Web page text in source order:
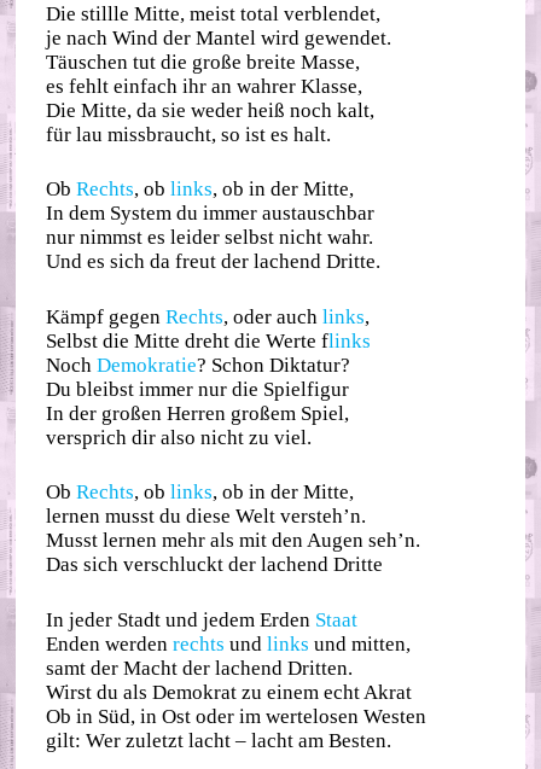
Die stillle Mitte, meist total verblendet,
je nach Wind der Mantel wird gewendet.
Täuschen tut die große breite Masse,
es fehlt einfach ihr an wahrer Klasse,
Die Mitte, da sie weder heiß noch kalt,
für lau missbraucht, so ist es halt.
ObRechts, oblinks, ob in der Mitte,
In dem System du immer austauschbar
nur nimmst es leider selbst nicht wahr.
Und es sich da freut der lachend Dritte.
Kämpf gegenRechts, oder auchlinks,
Selbst die Mitte dreht die Werte flinks
NochDemokratie? Schon Diktatur?
Du bleibst immer nur die Spielfigur
In der großen Herren großem Spiel,
versprich dir also nicht zu viel.
ObRechts, oblinks, ob in der Mitte,
lernen musst du diese Welt versteh’n.
Musst lernen mehr als mit den Augen seh’n.
Das sich verschluckt der lachend Dritte
In jeder Stadt und jedem Erden Staat
Enden werdenrechts undlinks und mitten,
samt der Macht der lachend Dritten.
Wirst du als Demokrat zu einem echt Akrat
Ob in Süd, in Ost oder im wertelosen Westen
gilt: Wer zuletzt lacht – lacht am Besten.